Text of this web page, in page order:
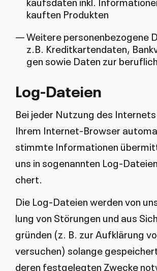
kauf­ten Pro­duk­ten
Wei­te­re per­so­nen­be­zo­ge­ne
z.B. Kre­dit­kar­ten­da­ten,
gen so­wie Da­ten zur
Log-Da­tei­en
Bei je­der Nut­zung des
Ih­rem In­ter­net-Brow­ser
stimm­te In­for­ma­tio­nen
uns in so­ge­nann­ten Log-
chert.
Die Log-Da­tei­en wer­den von
lung von Stö­run­gen und aus
grün­den (z. B. zur Auf­klä­rung
ver­su­chen) so­lan­ge
de­ren fest­ge­leg­ten Zwe­cke